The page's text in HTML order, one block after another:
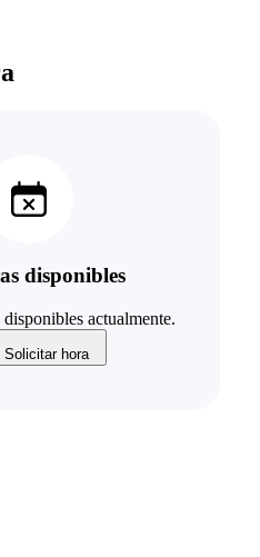
disponibles
actualmente.
Solicitar hora